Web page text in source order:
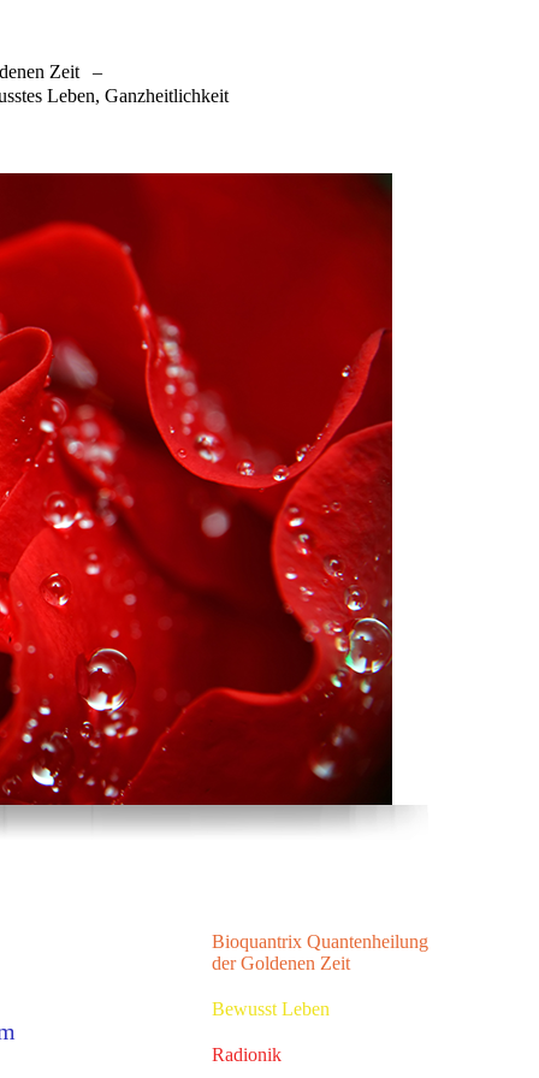
Zeit
–
Leben, Ganzheitlichkeit
Bioquantrix Quantenheilung
der Goldenen Zeit
Bewusst Leben
Radionik